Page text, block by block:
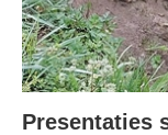
Presentaties